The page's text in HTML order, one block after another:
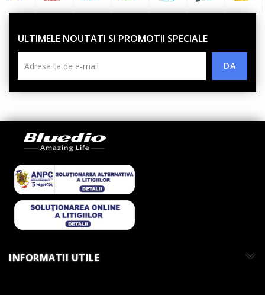
ULTIMELE NOUTATI SI PROMOTII SPECIALE
INFORMATII UTILE